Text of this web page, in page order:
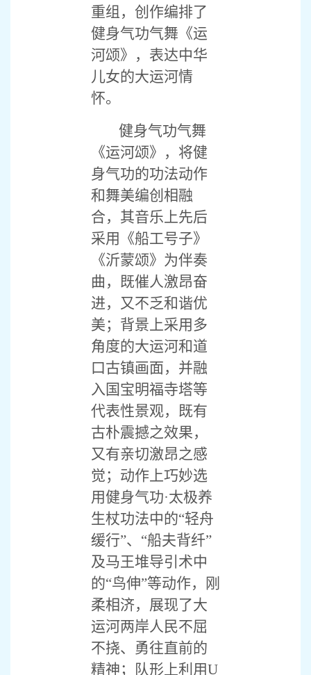
重组，创作编排了
健身气功气舞《运
河颂》，表达中华
儿女的大运河情
怀。
健身气功气舞
《运河颂》，将健
身气功的功法动作
和舞美编创相融
合，其音乐上先后
采用《船工号子》
《沂蒙颂》为伴奏
曲，既催人激昂奋
进，又不乏和谐优
美；背景上采用多
角度的大运河和道
口古镇画面，并融
入国宝明福寺塔等
代表性景观，既有
古朴震撼之效果，
又有亲切激昂之感
觉；动作上巧妙选
用健身气功·太极养
生杖功法中的“轻舟
缓行”、“船夫背纤”
及马王堆导引术中
的“鸟伸”等动作，刚
柔相济，展现了大
运河两岸人民不屈
不挠、勇往直前的
精神；队形上利用U